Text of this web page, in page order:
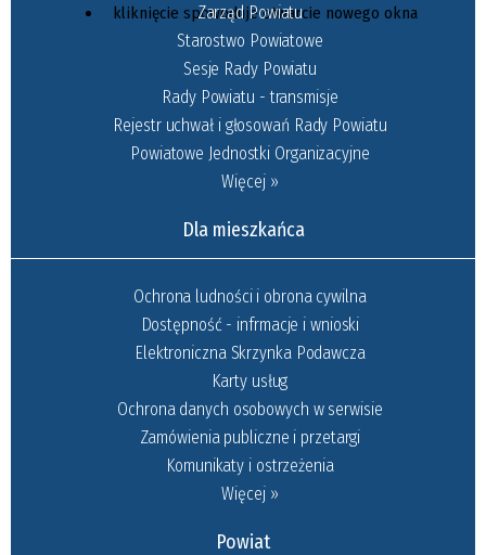
Zarząd Powiatu
Starostwo Powiatowe
Sesje Rady Powiatu
Rady Powiatu - transmisje
Rejestr uchwał i głosowań Rady Powiatu
Powiatowe Jednostki Organizacyjne
Więcej »
Dla mieszkańca
Ochrona ludności i obrona cywilna
Dostępność - infrmacje i wnioski
Elektroniczna Skrzynka Podawcza
Karty usług
Ochrona danych osobowych w serwisie
Zamówienia publiczne i przetargi
Komunikaty i ostrzeżenia
Więcej »
Powiat